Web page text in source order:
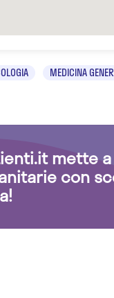
MEDICINA
mette
con